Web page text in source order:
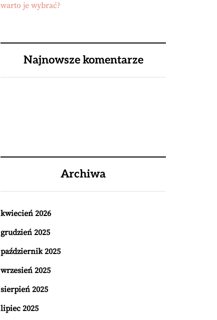
warto je wybrać?
Najnowsze komentarze
Archiwa
kwiecień 2026
grudzień 2025
październik 2025
wrzesień 2025
sierpień 2025
lipiec 2025